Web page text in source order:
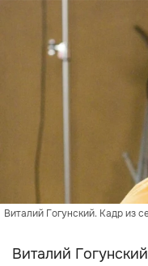
Виталий Гогунский. Кадр из
Виталий